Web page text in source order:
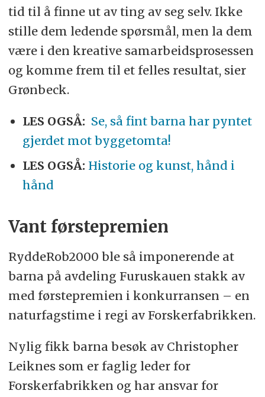
tid til å finne ut av ting av seg selv. Ikke
stille dem ledende spørsmål, men la dem
være i den kreative samarbeidsprosessen
og komme frem til et felles resultat, sier
Grønbeck.
LES OGSÅ: Se, så fint barna har pyntet
gjerdet mot byggetomta!
LES OGSÅ: Historie og kunst, hånd i
hånd
Vant førstepremien
RyddeRob2000 ble så imponerende at
barna på avdeling Furuskauen stakk av
med førstepremien i konkurransen – en
naturfagstime i regi av Forskerfabrikken.
Nylig fikk barna besøk av Christopher
Leiknes som er faglig leder for
Forskerfabrikken og har ansvar for